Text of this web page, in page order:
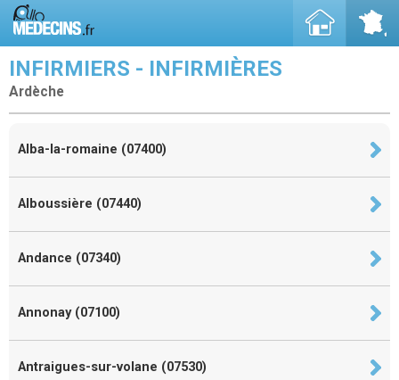
INFIRMIERS - INFIRMIÈRES
Ardèche
Alba-la-romaine (07400)
Alboussière (07440)
Andance (07340)
Annonay (07100)
Antraigues-sur-volane (07530)